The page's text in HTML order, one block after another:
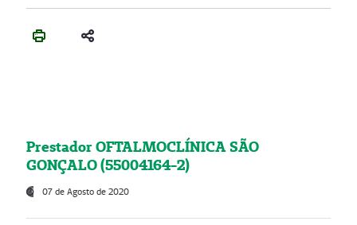
Prestador OFTALMOCLÍNICA SÃO
GONÇALO (55004164-2)
07 de Agosto de 2020